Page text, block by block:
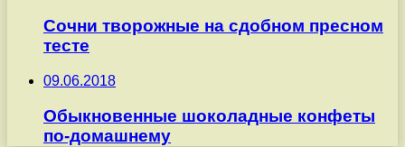
Сочни творожные на сдобном пресном
тесте
09.06.2018
Обыкновенные шоколадные конфеты
по-домашнему